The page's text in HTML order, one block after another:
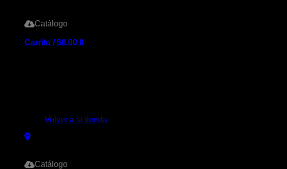
Catálogo
Carrito /$0.00 0
Volver a la tienda
Catálogo